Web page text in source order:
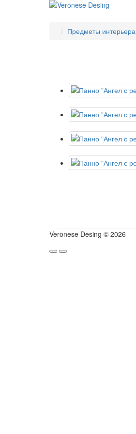
Предметы интерьера
Veronese Desing © 2026